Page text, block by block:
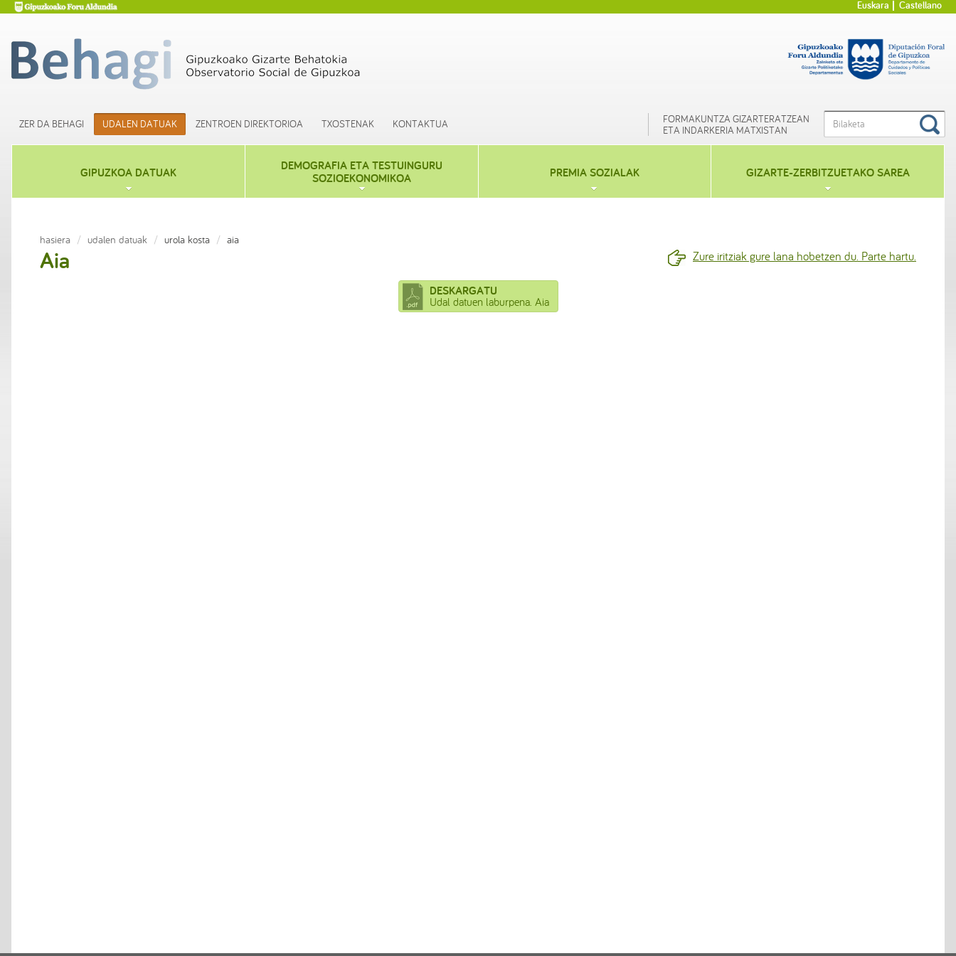
Euskara Castellano
ZER DA BEHAGI UDALEN DATUAK ZENTROEN DIREKTORIOA TXOSTENAK KONTAKTUA
FORMAKUNTZA GIZARTERATZEAN
ETA INDARKERIA MATXISTAN
GIPUZKOA DATUAK
DEMOGRAFIA ETA TESTUINGURU
SOZIOEKONOMIKOA
PREMIA SOZIALAK GIZARTE-ZERBITZUETAKO SAREA
hasiera udalen datuak urola kosta aia
Aia Zure iritziak gure lana hobetzen du. Parte hartu.
DESKARGATU
Udal datuen laburpena. Aia